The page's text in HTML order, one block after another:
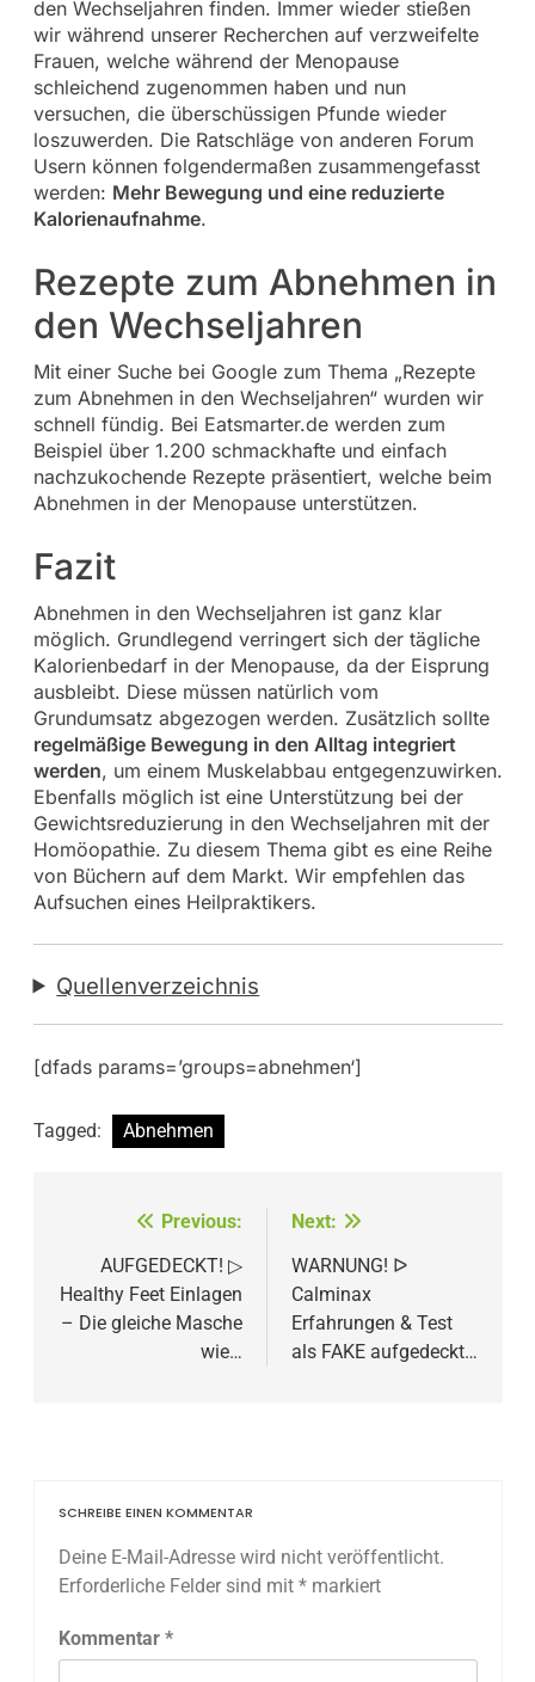
den Wechseljahren finden. Immer wieder stießen
wir während unserer Recherchen auf verzweifelte
Frauen, welche während der Menopause
schleichend zugenommen haben und nun
versuchen, die überschüssigen Pfunde wieder
loszuwerden. Die Ratschläge von anderen Forum
Usern können folgendermaßen zusammengefasst
werden: Mehr Bewegung und eine reduzierte
Kalorienaufnahme.
Rezepte zum Abnehmen in
den Wechseljahren
Mit einer Suche bei Google zum Thema „Rezepte
zum Abnehmen in den Wechseljahren“ wurden wir
schnell fündig. Bei Eatsmarter.de werden zum
Beispiel über 1.200 schmackhafte und einfach
nachzukochende Rezepte präsentiert, welche beim
Abnehmen in der Menopause unterstützen.
Fazit
Abnehmen in den Wechseljahren ist ganz klar
möglich. Grundlegend verringert sich der tägliche
Kalorienbedarf in der Menopause, da der Eisprung
ausbleibt. Diese müssen natürlich vom
Grundumsatz abgezogen werden. Zusätzlich sollte
regelmäßige Bewegung in den Alltag integriert
werden, um einem Muskelabbau entgegenzuwirken.
Ebenfalls möglich ist eine Unterstützung bei der
Gewichtsreduzierung in den Wechseljahren mit der
Homöopathie. Zu diesem Thema gibt es eine Reihe
von Büchern auf dem Markt. Wir empfehlen das
Aufsuchen eines Heilpraktikers.
Quellenverzeichnis
[dfads params=’groups=abnehmen‘]
Tagged: Abnehmen
Beitragsnavigation
Previous:
AUFGEDECKT! ▷
Healthy Feet Einlagen
– Die gleiche Masche
wie…
Next:
WARNUNG! ᐅ
Calminax
Erfahrungen & Test
als FAKE aufgedeckt…
SCHREIBE EINEN KOMMENTAR
Deine E-Mail-Adresse wird nicht veröffentlicht.
Erforderliche Felder sind mit *markiert
Kommentar *